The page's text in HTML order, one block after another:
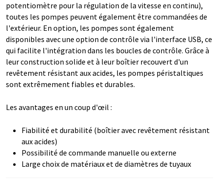
potentiomètre pour la régulation de la vitesse en continu),
toutes les pompes peuvent également être commandées de
l'extérieur. En option, les pompes sont également
disponibles avec une option de contrôle via l'interface USB, ce
qui facilite l'intégration dans les boucles de contrôle. Grâce à
leur construction solide et à leur boîtier recouvert d'un
revêtement résistant aux acides, les pompes péristaltiques
sont extrêmement fiables et durables.
Les avantages en un coup d'œil :
Fiabilité et durabilité (boîtier avec revêtement résistant
aux acides)
Possibilité de commande manuelle ou externe
Large choix de matériaux et de diamètres de tuyaux